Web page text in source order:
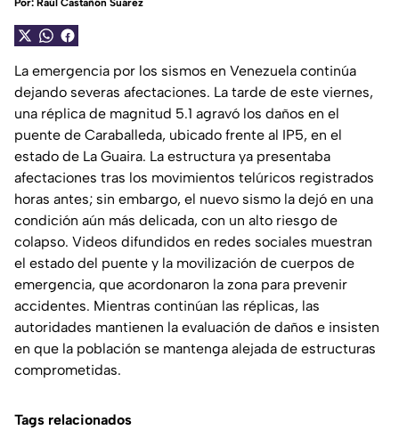
Por: Raúl Castañón Suárez
La emergencia por los sismos en Venezuela continúa
dejando severas afectaciones. La tarde de este viernes,
una réplica de magnitud 5.1 agravó los daños en el
puente de Caraballeda, ubicado frente al IP5, en el
estado de La Guaira. La estructura ya presentaba
afectaciones tras los movimientos telúricos registrados
horas antes; sin embargo, el nuevo sismo la dejó en una
condición aún más delicada, con un alto riesgo de
colapso. Videos difundidos en redes sociales muestran
el estado del puente y la movilización de cuerpos de
emergencia, que acordonaron la zona para prevenir
accidentes. Mientras continúan las réplicas, las
autoridades mantienen la evaluación de daños e insisten
en que la población se mantenga alejada de estructuras
comprometidas.
Tags relacionados